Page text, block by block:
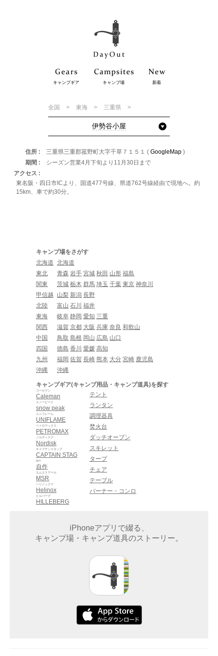
キャンプギア キャンプ場 新着
全国 東海 三重県
伊勢谷小屋
住所 三重県三重郡菰野町大字千草７１５１ ( GoogleMap )
期間
シーズン営業4月下旬より11月30日まで
アクセス
東名阪・四日市ICより、国道477号線、県道762号線経由で現地へ。約
15km、車で約30分。
キャンプ場をさがす
北海道 北海道
東北
青森 岩手 宮城 秋田 山形 福島
関東
茨城 栃木 群馬 埼玉 千葉 東京 神奈川
甲信越
山梨 新潟 長野
北陸
富山 石川 福井
東海
岐阜 静岡 愛知 三重
関西
滋賀 京都 大阪 兵庫 奈良 和歌山
中国
鳥取 島根 岡山 広島 山口
四国
徳島 香川 愛媛 高知
九州
福岡 佐賀 長崎 熊本 大分 宮崎 鹿児島
沖縄
沖縄
キャンプギア(キャンプ用品・キャンプ道具)を探す
Caleman
コールマン
snow peak
スノーピーク
UNIFLAME
ユニフレーム
PETROMAX
ペトロマックス
Nordisk
ノルディスク
CAPTAIN STAG
キャプテンスタッグ
自作
DIY
MSR
エムエスアール
Helinox
ヘリノックス
HILLEBERG
ヒルバーグ
テント
ランタン
調理器具
焚火台
ダッチオーブン
スキレット
タープ
チェア
テーブル
バーナー・コンロ
iPhoneアプリで綴る、
キャンプ場・キャンプ道具のストーリー。